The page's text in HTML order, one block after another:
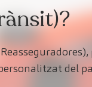
del